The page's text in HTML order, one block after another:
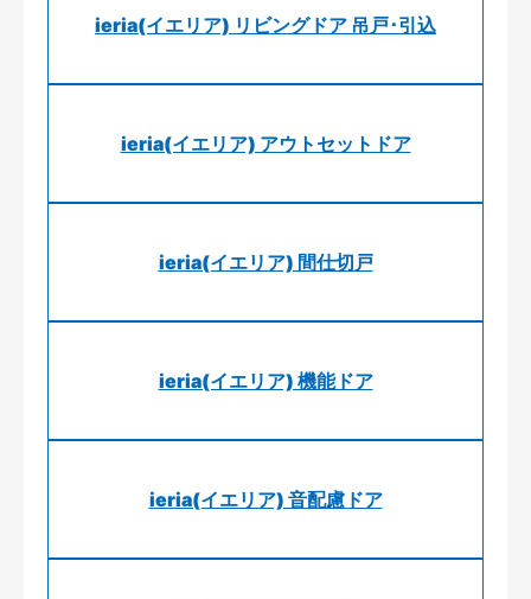
ieria(イエリア) リビングドア 吊戸･引込
ieria(イエリア) アウトセットドア
ieria(イエリア) 間仕切戸
ieria(イエリア) 機能ドア
ieria(イエリア) 音配慮ドア